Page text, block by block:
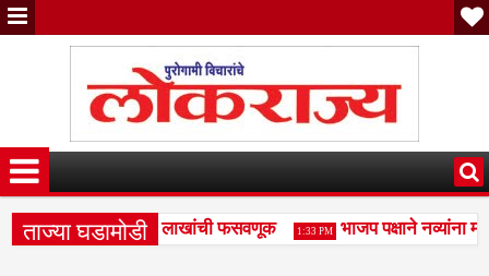
ताज्या घडामोडी
व्यवहारातून साडेदहा लाखांची फसवणूक 1:33 PM
भाजप पक्षाने नव्यांना